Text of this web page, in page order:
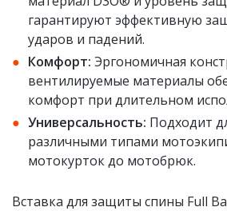
гарантируют эффективную
ударов и падений.
Комфорт: Эргономичная
вентилируемые материалы
комфорт при длительном
Универсальность: Подходит
различными типами
мотокурток до мотобрюк.
Вставка для защиты спины Full